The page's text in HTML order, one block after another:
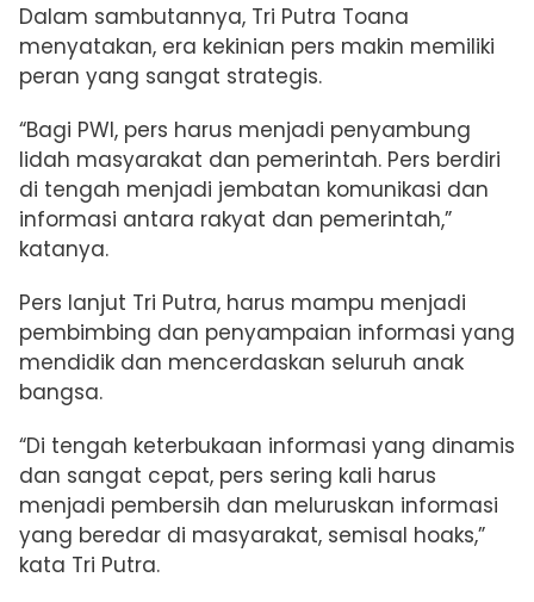
Dalam sambutannya, Tri Putra Toana
menyatakan, era kekinian pers makin memiliki
peran yang sangat strategis.
“Bagi PWI, pers harus menjadi penyambung
lidah masyarakat dan pemerintah. Pers berdiri
di tengah menjadi jembatan komunikasi dan
informasi antara rakyat dan pemerintah,”
katanya.
Pers lanjut Tri Putra, harus mampu menjadi
pembimbing dan penyampaian informasi yang
mendidik dan mencerdaskan seluruh anak
bangsa.
“Di tengah keterbukaan informasi yang dinamis
dan sangat cepat, pers sering kali harus
menjadi pembersih dan meluruskan informasi
yang beredar di masyarakat, semisal hoaks,”
kata Tri Putra.